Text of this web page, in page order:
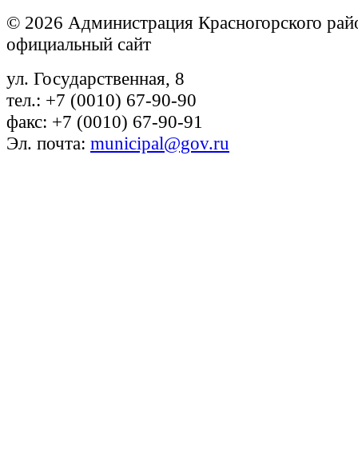
© 2026 Администрация Красногорского
официальный сайт
ул. Государственная, 8
тел.: +7 (0010) 67-90-90
факс: +7 (0010) 67-90-91
Эл. почта: municipal@gov.ru